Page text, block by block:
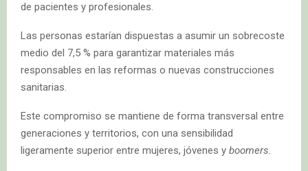
de pacientes y profesionales.
Las personas estarían dispuestas a asumir un sobrecoste
medio del 7,5 % para garantizar materiales más
responsables en las reformas o nuevas construcciones
sanitarias.
Este compromiso se mantiene de forma transversal entre
generaciones y territorios, con una sensibilidad
ligeramente superior entre mujeres, jóvenes y boomers.